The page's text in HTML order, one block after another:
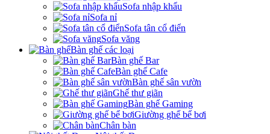
Sofa nhập khẩu
Sofa nỉ
Sofa tân cổ điển
Sofa văng
Bàn ghế các loại
Bàn ghế Bar
Bàn ghế Cafe
Bàn ghế sân vườn
Ghế thư giãn
Bàn ghế Gaming
Giường ghế bể bơi
Chân bàn